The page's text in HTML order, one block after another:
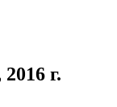
г.